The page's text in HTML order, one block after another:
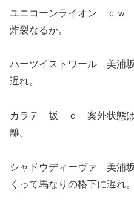
ユニコーンライオン ｃｗ
炸裂なるか。
ハーツイストワール 美浦
遅れ。
カラテ 坂 ｃ 案外状態は
離。
シャドウディーヴァ 美浦
くって馬なりの格下に遅れ。